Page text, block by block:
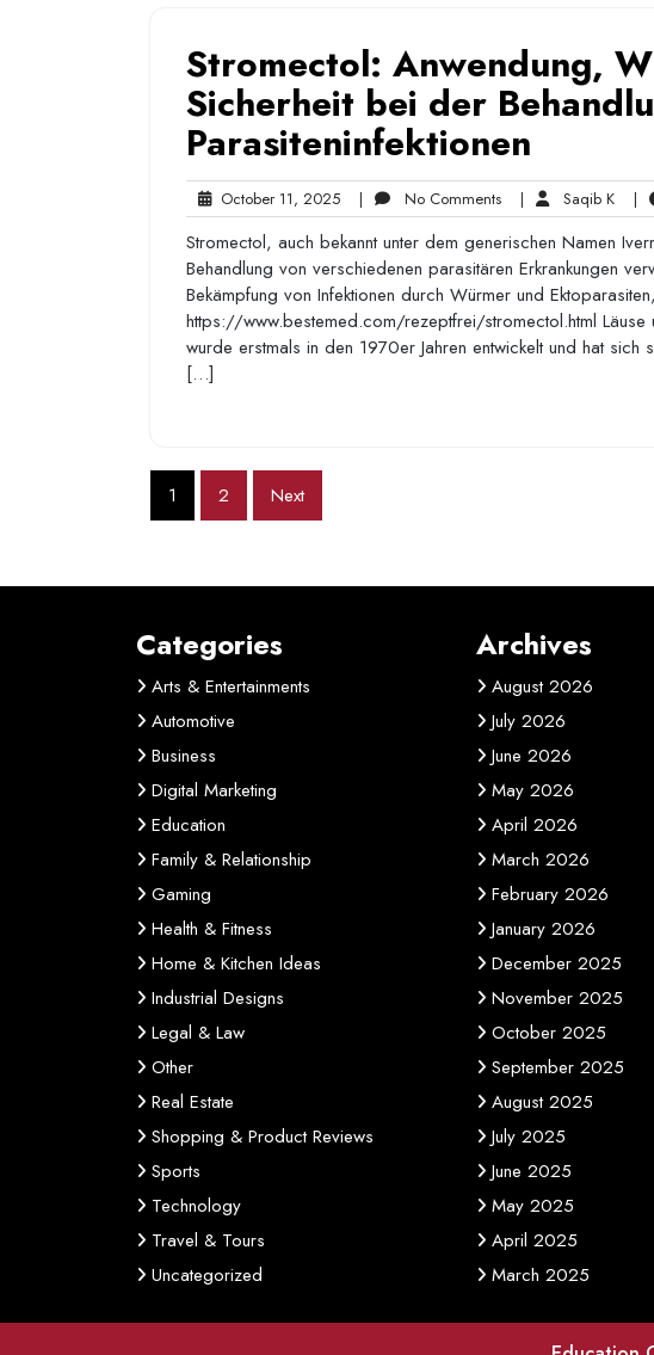
Stromectol: Anwendung,
Sicherheit bei der
Parasiteninfektionen
October 11, 2025October
11,
2025
| No CommentsNo
Comments
| Saqib KSaqib
K
|
Stromectol, auch bekannt unter dem generischen Namen
Behandlung von verschiedenen parasitären Erkrankungen
Bekämpfung von Infektionen durch Würmer und
https://www.bestemed.com/rezeptfrei/stromectol.html
wurde erstmals in den 1970er Jahren entwickelt und hat sich
[…]
Posts
1 2 Next
Categories
Arts & Entertainments
Automotive
Business
Digital Marketing
Education
Family & Relationship
Gaming
Health & Fitness
Home & Kitchen Ideas
Industrial Designs
Legal & Law
Other
Real Estate
Shopping & Product Reviews
Sports
Technology
Travel & Tours
Uncategorized
Archives
August 2026
July 2026
June 2026
May 2026
April 2026
March 2026
February 2026
January 2026
December 2025
November 2025
October 2025
September 2025
August 2025
July 2025
June 2025
May 2025
April 2025
March 2025